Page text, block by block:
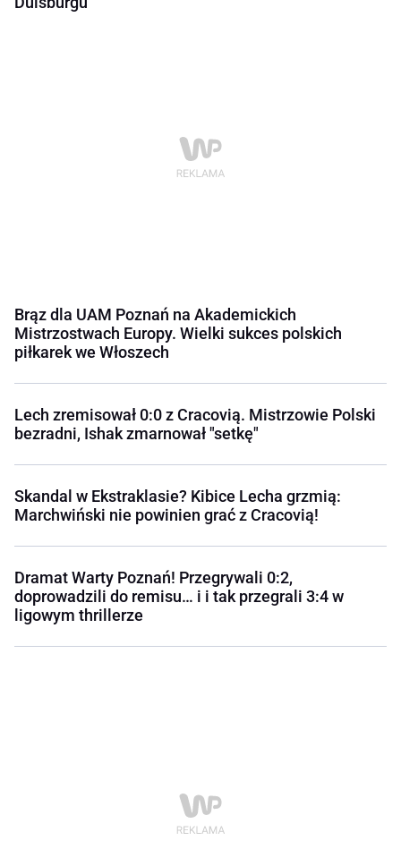
Brąz dla UAM Poznań na Akademickich
Mistrzostwach Europy. Wielki sukces polskich
piłkarek we Włoszech
Lech zremisował 0:0 z Cracovią. Mistrzowie Polski
bezradni, Ishak zmarnował "setkę"
Skandal w Ekstraklasie? Kibice Lecha grzmią:
Marchwiński nie powinien grać z Cracovią!
Dramat Warty Poznań! Przegrywali 0:2,
doprowadzili do remisu… i i tak przegrali 3:4 w
ligowym thrillerze